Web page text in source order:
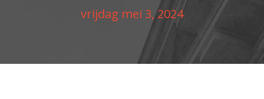
vrijdag mei 3, 2024